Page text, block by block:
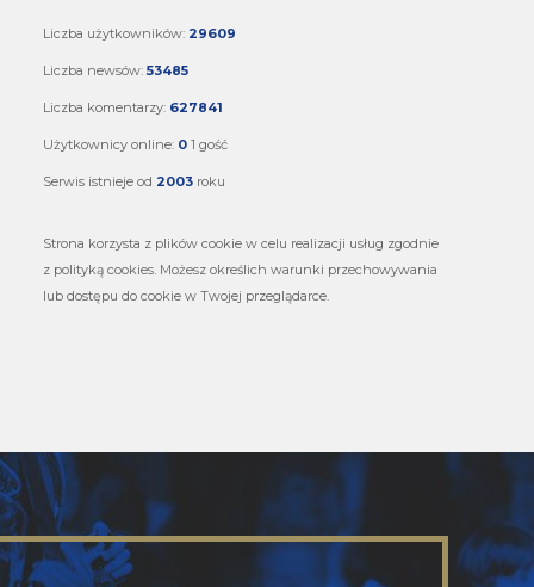
Liczba użytkowników: 29609
Liczba newsów: 53485
Liczba komentarzy: 627841
Użytkownicy online: 0 1 gość
Serwis istnieje od 2003 roku
Strona korzysta z plików cookie w celu realizacji usług zgodnie
z polityką cookies. Możesz określich warunki przechowywania
lub dostępu do cookie w Twojej przeglądarce.